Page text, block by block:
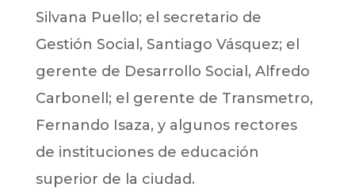
Silvana Puello; el secretario de
Gestión Social, Santiago Vásquez; el
gerente de Desarrollo Social, Alfredo
Carbonell; el gerente de Transmetro,
Fernando Isaza, y algunos rectores
de instituciones de educación
superior de la ciudad.